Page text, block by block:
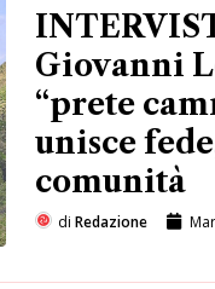
Giovanni
“prete
unisce
comunità
di Redazione